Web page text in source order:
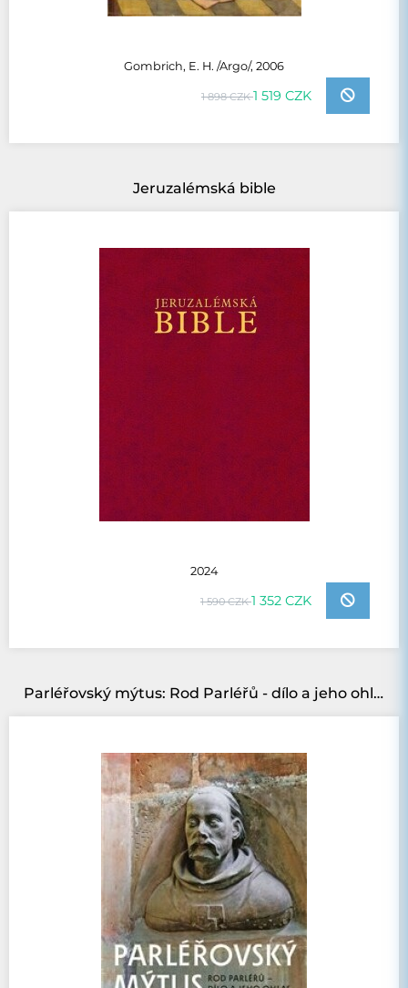
Gombrich, E. H. /Argo/, 2006
1 898 CZK1 519 CZK
Jeruzalémská bible
2024
1 590 CZK1 352 CZK
Parléřovský mýtus: Rod Parléřů - dílo a jeho ohlas